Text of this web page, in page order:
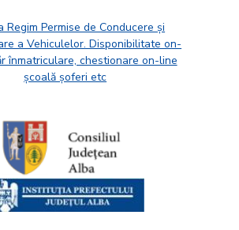
Regim Permise de Conducere și
a Vehiculelor. Disponibilitate on-
înmatriculare, chestionare on-line
școală șoferi etc